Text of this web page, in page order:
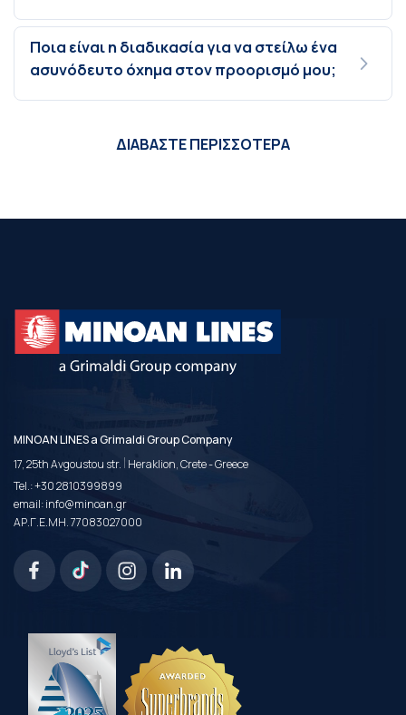
Ποια είναι η διαδικασία για να στείλω ένα
ασυνόδευτο όχημα στον προορισμό μου;
ΔΙΑΒΑΣΤΕ ΠΕΡΙΣΣΟΤΕΡΑ
MINOAN LINES a Grimaldi Group Company
17, 25th Avgoustou str. | Heraklion, Crete - Greece
Tel.:+30 2810399899
email:info@minoan.gr
ΑΡ.Γ.Ε.ΜΗ. 77083027000